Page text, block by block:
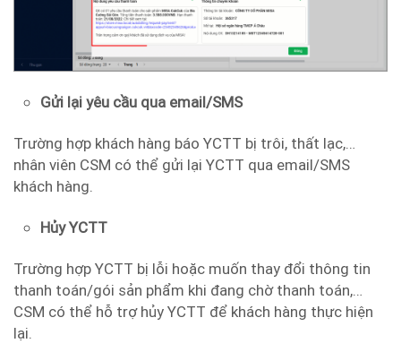
Gửi lại yêu cầu qua email/SMS
Trường hợp khách hàng báo YCTT bị trôi, thất lạc,…
nhân viên CSM có thể gửi lại YCTT qua email/SMS
khách hàng.
Hủy YCTT
Trường hợp YCTT bị lỗi hoặc muốn thay đổi thông tin
thanh toán/gói sản phẩm khi đang chờ thanh toán,…
CSM có thể hỗ trợ hủy YCTT để khách hàng thực hiện
lại.